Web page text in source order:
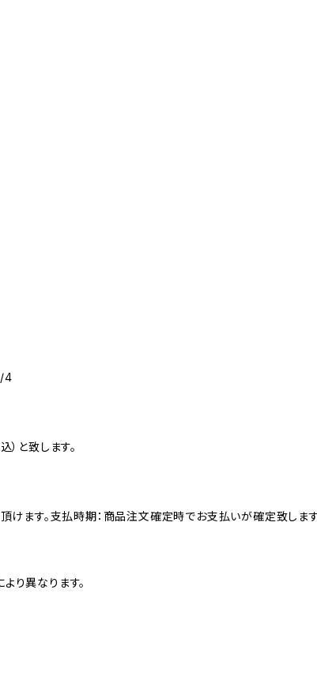
4
と致します。
けます。支払時期：商品注文確定時でお支払いが確定致します
り異なります。